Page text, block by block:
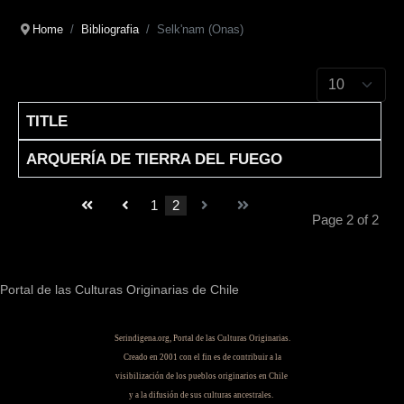
Home Bibliografia Selk'nam (Onas)
Display #
TITLE
ARQUERÍA DE TIERRA DEL FUEGO
Page 2 of 2
1 2
Portal de las Culturas Originarias de Chile
Serindigena.org, Portal de las Culturas Originarias.
Creado en 2001 con el fin es de contribuir a la
visibilización de los pueblos originarios en Chile
y a la difusión de sus culturas ancestrales.